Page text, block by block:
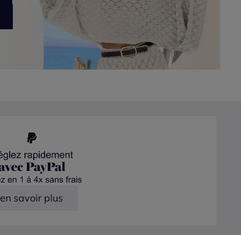
en savoir plus